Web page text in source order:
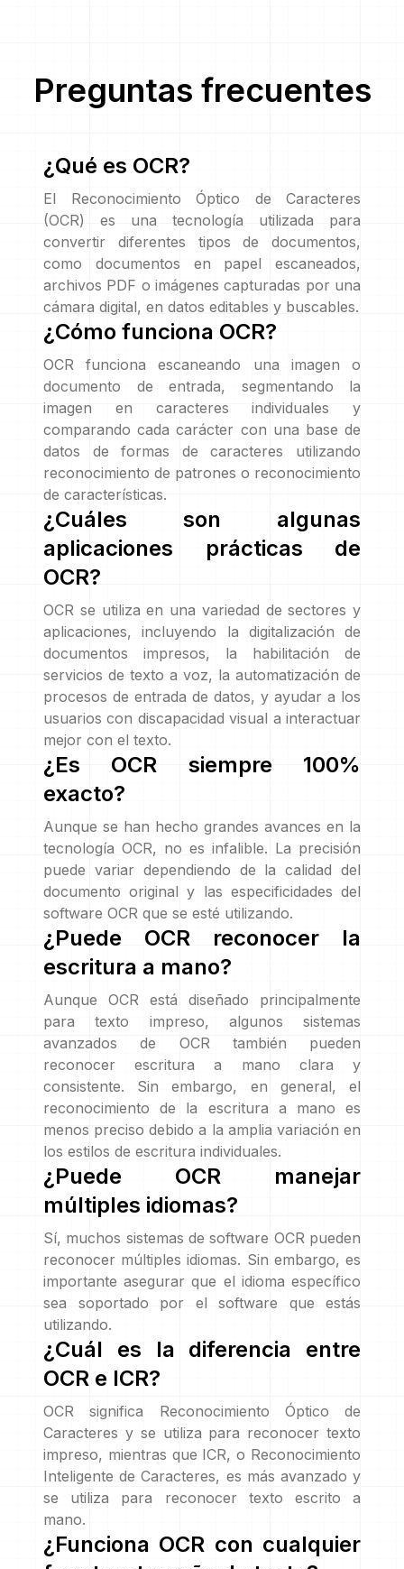
Preguntas frecuentes
¿Qué es OCR?
El Reconocimiento Óptico de Caracteres
(OCR) es una tecnología utilizada para
convertir diferentes tipos de documentos,
como documentos en papel escaneados,
archivos PDF o imágenes capturadas por una
cámara digital, en datos editables y buscables.
¿Cómo funciona OCR?
OCR funciona escaneando una imagen o
documento de entrada, segmentando la
imagen en caracteres individuales y
comparando cada carácter con una base de
datos de formas de caracteres utilizando
reconocimiento de patrones o reconocimiento
de características.
¿Cuáles son algunas
aplicaciones prácticas de
OCR?
OCR se utiliza en una variedad de sectores y
aplicaciones, incluyendo la digitalización de
documentos impresos, la habilitación de
servicios de texto a voz, la automatización de
procesos de entrada de datos, y ayudar a los
usuarios con discapacidad visual a interactuar
mejor con el texto.
¿Es OCR siempre 100%
exacto?
Aunque se han hecho grandes avances en la
tecnología OCR, no es infalible. La precisión
puede variar dependiendo de la calidad del
documento original y las especificidades del
software OCR que se esté utilizando.
¿Puede OCR reconocer la
escritura a mano?
Aunque OCR está diseñado principalmente
para texto impreso, algunos sistemas
avanzados de OCR también pueden
reconocer escritura a mano clara y
consistente. Sin embargo, en general, el
reconocimiento de la escritura a mano es
menos preciso debido a la amplia variación en
los estilos de escritura individuales.
¿Puede OCR manejar
múltiples idiomas?
Sí, muchos sistemas de software OCR pueden
reconocer múltiples idiomas. Sin embargo, es
importante asegurar que el idioma específico
sea soportado por el software que estás
utilizando.
¿Cuál es la diferencia entre
OCR e ICR?
OCR significa Reconocimiento Óptico de
Caracteres y se utiliza para reconocer texto
impreso, mientras que ICR, o Reconocimiento
Inteligente de Caracteres, es más avanzado y
se utiliza para reconocer texto escrito a
mano.
¿Funciona OCR con cualquier